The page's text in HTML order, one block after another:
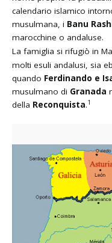
calendario islamico
musulmana, i Banu
marocchine o andaluse.
La famiglia si rifugiò in
molti esuli andalusi, sia
quando Ferdinando e
musulmano di Granada
della Reconquista.1